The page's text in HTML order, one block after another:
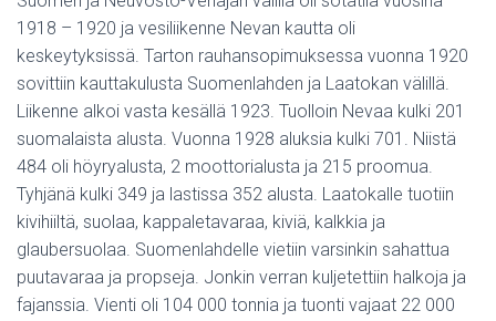
1918 – 1920 ja vesiliikenne Nevan kautta oli
keskeytyksissä. Tarton rauhansopimuksessa vuonna 1920
sovittiin kauttakulusta Suomenlahden ja Laatokan välillä.
Liikenne alkoi vasta kesällä 1923. Tuolloin Nevaa kulki 201
suomalaista alusta. Vuonna 1928 aluksia kulki 701. Niistä
484 oli höyryalusta, 2 moottorialusta ja 215 proomua.
Tyhjänä kulki 349 ja lastissa 352 alusta. Laatokalle tuotiin
kivihiiltä, suolaa, kappaletavaraa, kiviä, kalkkia ja
glaubersuolaa. Suomenlahdelle vietiin varsinkin sahattua
puutavaraa ja propseja. Jonkin verran kuljetettiin halkoja ja
fajanssia. Vienti oli 104 000 tonnia ja tuonti vajaat 22 000